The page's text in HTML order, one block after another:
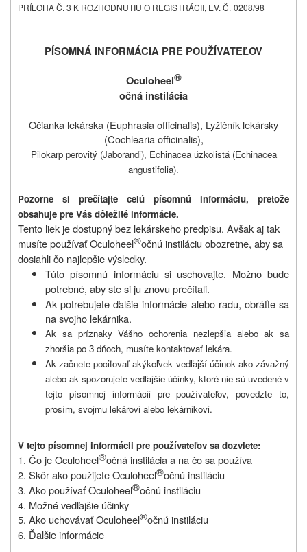
PRÍLOHA Č. 3 K ROZHODNUTIU O REGISTRÁCII, EV. Č. 0208/98
PÍSOMNÁ INFORMÁCIA PRE POUŽÍVATEĽOV
Oculoheel®
očná instilácia
Očianka lekárska (Euphrasia officinalis), Lyžičník lekársky
(Cochlearia officinalis),
Pilokarp perovitý (Jaborandi), Echinacea úzkolistá (Echinacea
angustifolia).
Pozorne si prečítajte celú písomnú informáciu, pretože
obsahuje pre Vás dôležité informácie.
Tento liek je dostupný bez lekárskeho predpisu. Avšak aj tak
musíte používať Oculoheel®očnú instiláciu obozretne, aby sa
dosiahli čo najlepšie výsledky.
Túto písomnú informáciu si uschovajte. Možno bude
potrebné, aby ste si ju znovu prečítali.
Ak potrebujete ďalšie informácie alebo radu, obráťte sa
na svojho lekárnika.
Ak sa príznaky Vášho ochorenia nezlepšia alebo ak sa
zhoršia po 3 dňoch, musíte kontaktovať lekára.
Ak začnete pociťovať akýkoľvek vedľajší účinok ako závažný
alebo ak spozorujete vedľajšie účinky, ktoré nie sú uvedené v
tejto písomnej informácii pre používateľov, povedzte to,
prosím, svojmu lekárovi alebo lekárnikovi.
V tejto písomnej informácii pre používateľov sa dozviete:
1. Čo jeOculoheel®očná instilácia a na čo sa používa
2. Skôr ako použijeteOculoheel®očnú instiláciu
3. Ako používaťOculoheel®očnú instiláciu
4. Možné vedľajšie účinky
5. Ako uchovávaťOculoheel®očnú instiláciu
6. Ďalšie informácie